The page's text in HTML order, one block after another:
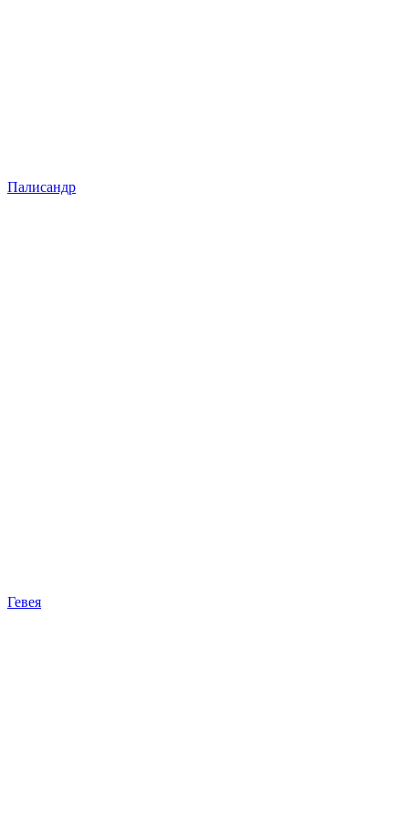
Палисандр
Гевея